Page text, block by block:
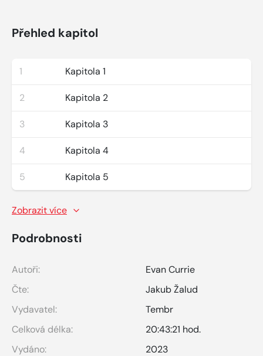
Přehled kapitol
1 Kapitola 1
2 Kapitola 2
3 Kapitola 3
4 Kapitola 4
5 Kapitola 5
Zobrazit více
Podrobnosti
Autoři:
Evan Currie
Čte:
Jakub Žalud
Vydavatel:
Tembr
Celková délka:
20:43:21 hod.
Vydáno:
2023